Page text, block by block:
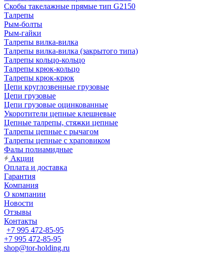
Скобы такелажные прямые тип G2150
Талрепы
Рым-болты
Рым-гайки
Талрепы вилка-вилка
Талрепы вилка-вилка (закрытого типа)
Талрепы кольцо-кольцо
Талрепы крюк-кольцо
Талрепы крюк-крюк
Цепи круглозвенные грузовые
Цепи грузовые
Цепи грузовые оцинкованные
Укоротители цепные клешневые
Цепные талрепы, стяжки цепные
Талрепы цепные с рычагом
Талрепы цепные с храповиком
Фалы полиамидные
Акции
Оплата и доставка
Гарантия
Компания
О компании
Новости
Отзывы
Контакты
+7 995 472-85-95
+7 995 472-85-95
shop@tor-holding.ru